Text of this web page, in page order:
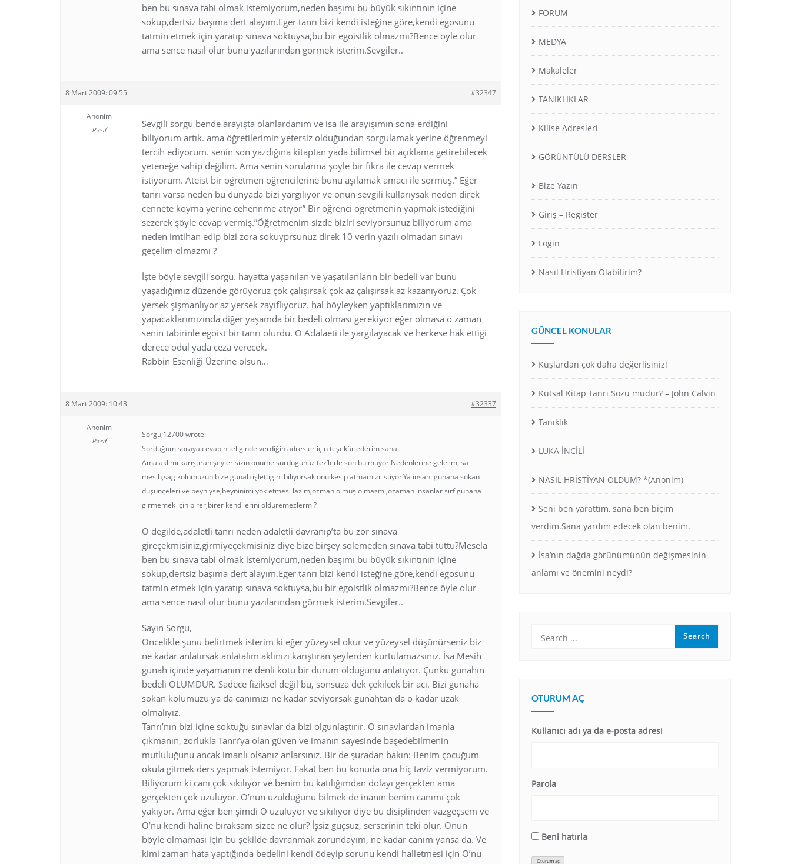
ben bu sınava tabi olmak istemiyorum,neden başımı bu büyük sıkıntının içine
sokup,dertsiz başıma dert alayım.Eger tanrı bizi kendi isteğine göre,kendi egosunu
tatmin etmek için yaratıp sınava soktuysa,bu bir egoistlik olmazmı?Bence öyle olur
ama sence nasıl olur bunu yazılarından görmek isterim.Sevgiler..
8 Mart 2009: 09:55 #32347
Anonim
Pasif
Sevgili sorgu bende arayışta olanlardanım ve isa ile arayışımın sona erdiğini
biliyorum artık. ama öğretilerimin yetersiz olduğundan sorgulamak yerine öğrenmeyi
tercih ediyorum. senin son yazdığına kitaptan yada bilimsel bir açıklama getirebilecek
yeteneğe sahip değilim. Ama senin sorularına şöyle bir fıkra ile cevap vermek
istiyorum. Ateist bir öğretmen öğrencilerine bunu aşılamak amacı ile sormuş.” Eğer
tanrı varsa neden bu dünyada bizi yargılıyor ve onun sevgili kullarıysak neden direk
cennete koyma yerine cehennme atıyor” Bir öğrenci öğretmenin yapmak istediğini
sezerek şöyle cevap vermiş.”Öğretmenim sizde bizlri seviyorsunuz biliyorum ama
neden imtihan edip bizi zora sokuyprsunuz direk 10 verin yazılı olmadan sınavı
geçelim olmazmı ?
İşte böyle sevgili sorgu. hayatta yaşanılan ve yaşatılanların bir bedeli var bunu
yaşadığımız düzende görüyoruz çok çalışırsak çok az çalışırsak az kazanıyoruz. Çok
yersek şişmanlıyor az yersek zayıflıyoruz. hal böyleyken yaptıklarımızın ve
yapacaklarımızında diğer yaşamda bir bedeli olması gerekiyor eğer olmasa o zaman
senin tabirinle egoist bir tanrı olurdu. O Adalaeti ile yargılayacak ve herkese hak ettiği
derece ödül yada ceza verecek.
Rabbin Esenliği Üzerine olsun…
8 Mart 2009: 10:43 #32337
Anonim
Pasif
Sorgu;12700 wrote:
Sorduğum soraya cevap niteliginde verdiğin adresler için teşekür ederim sana.
Ama aklımı karıştıran şeyler sizin önüme sürdügünüz tez’lerle son bulmuyor.Nedenlerine gelelim,isa
mesih,sag kolumuzun bize günah işlettigini biliyorsak onu kesip atmamızı istiyor.Ya insanı günaha sokan
düşünçeleri ve beyniyse,beyninimi yok etmesi lazım,ozman ölmüş olmazmı,ozaman insanlar sırf günaha
girmemek için birer,birer kendilerini öldüremezlermi?
O degilde,adaletli tanrı neden adaletli davranıp’ta bu zor sınava
gireçekmisiniz,girmiyeçekmisiniz diye bize birşey sölemeden sınava tabi tuttu?Mesela
ben bu sınava tabi olmak istemiyorum,neden başımı bu büyük sıkıntının içine
sokup,dertsiz başıma dert alayım.Eger tanrı bizi kendi isteğine göre,kendi egosunu
tatmin etmek için yaratıp sınava soktuysa,bu bir egoistlik olmazmı?Bence öyle olur
ama sence nasıl olur bunu yazılarından görmek isterim.Sevgiler..
Sayın Sorgu,
Öncelikle şunu belirtmek isterim ki eğer yüzeysel okur ve yüzeysel düşünürseniz biz
ne kadar anlatırsak anlatalım aklınızı karıştıran şeylerden kurtulamazsınız. İsa Mesih
günah içinde yaşamanın ne denli kötü bir durum olduğunu anlatıyor. Çünkü günahın
bedeli ÖLÜMDÜR. Sadece fiziksel değil bu, sonsuza dek çekilcek bir acı. Bizi günaha
sokan kolumuzu ya da canımızı ne kadar seviyorsak günahtan da o kadar uzak
olmalıyız.
Tanrı’nın bizi içine soktuğu sınavlar da bizi olgunlaştırır. O sınavlardan imanla
çıkmanın, zorlukla Tanrı’ya olan güven ve imanın sayesinde başedebilmenin
mutluluğunu ancak imanlı olsanız anlarsınız. Bir de şuradan bakın: Benim çocuğum
okula gitmek ders yapmak istemiyor. Fakat ben bu konuda ona hiç taviz vermiyorum.
Biliyorum ki canı çok sıkılıyor ve benim bu katılığımdan dolayı gerçekten ama
gerçekten çok üzülüyor. O’nun üzüldüğünü bilmek de inanın benim canımı çok
yakıyor. Ama eğer ben şimdi O üzülüyor ve sıkılıyor diye bu disiplinden vazgeçsem ve
O’nu kendi haline bıraksam sizce ne olur? İşsiz güçsüz, serserinin teki olur. Onun
böyle olmaması için bu şekilde davranmak zorundayım, ne kadar canım yansa da. Ve
kimi zaman hata yaptığında bedelini kendi ödeyip sorunu kendi halletmesi için O’nu
FORUM
MEDYA
Makaleler
TANIKLIKLAR
Kilise Adresleri
GÖRÜNTÜLÜ DERSLER
Bize Yazın
Giriş – Register
Login
Nasıl Hristiyan Olabilirim?
GÜNCEL KONULAR
Kuşlardan çok daha değerlisiniz!
Kutsal Kitap Tanrı Sözü müdür? – John Calvin
Tanıklık
LUKA İNCİLİ
NASIL HRİSTİYAN OLDUM? *(Anonim)
Seni ben yarattım, sana ben biçim
verdim.Sana yardım edecek olan benim.
İsa’nın dağda görünümünün değişmesinin
anlamı ve önemini neydi?
OTURUM AÇ
Kullanıcı adı ya da e-posta adresi
Parola
Beni hatırla
Oturum aç